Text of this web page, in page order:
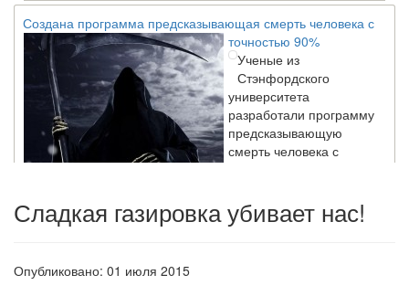
Создана программа предсказывающая смерть человека с
точностью 90%
Ученые из
Стэнфордского
университета
разработали программу
предсказывающую
смерть человека с
высокой точностью.
Зарплата врачей в 2018 году превысит средний доход
Сладкая газировка убивает нас!
Опубликовано: 01 июля 2015